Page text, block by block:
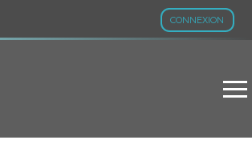
CONNEXION